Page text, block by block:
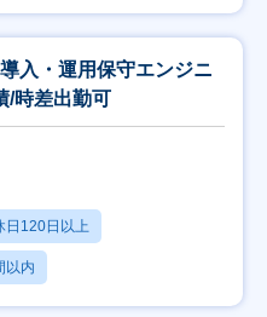
入・運用保守エンジニ
時差出勤可
日120日以上
以内